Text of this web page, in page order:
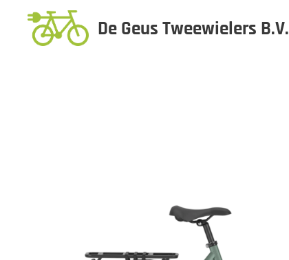
De Geus Tweewielers B.V.